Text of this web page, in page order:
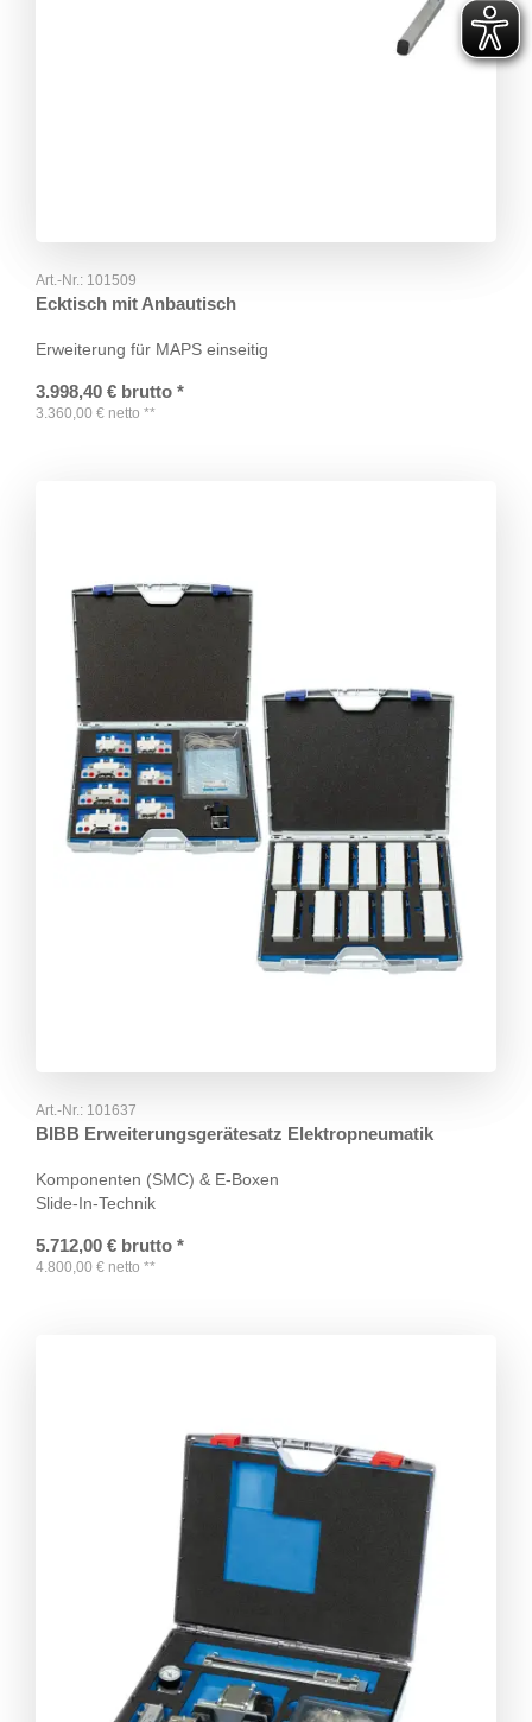
Art.-Nr.: 101509
Ecktisch mit Anbautisch
Erweiterung für MAPS einseitig
3.998,40 € brutto *
3.360,00 € netto **
Art.-Nr.: 101637
BIBB Erweiterungsgerätesatz Elektropneumatik
Komponenten (SMC) & E-Boxen
Slide-In-Technik
5.712,00 € brutto *
4.800,00 € netto **